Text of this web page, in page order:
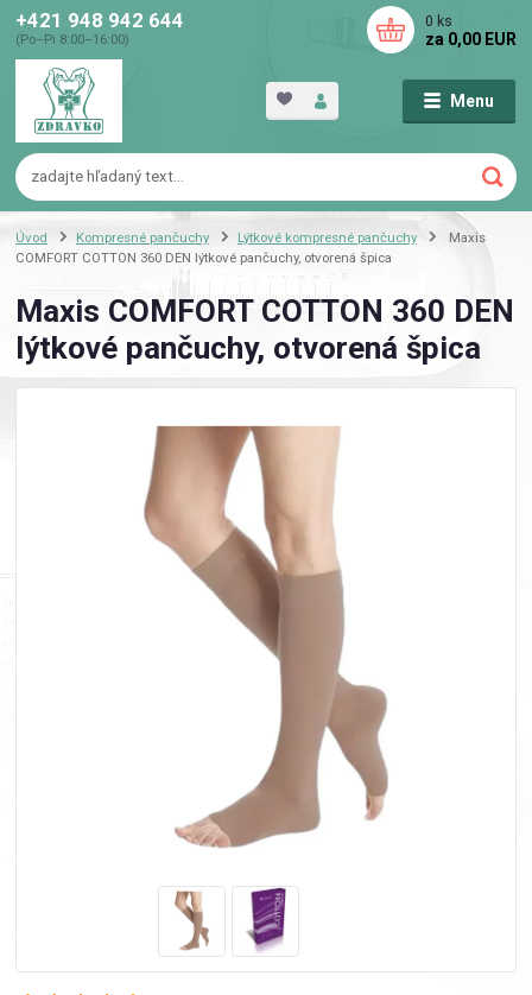
Menu
+421 948 942 644
(Po–Pi 8:00–16:00)
0 ks
za 0,00 EUR
Úvod Kompresné pančuchy Lýtkové kompresné pančuchy
Maxis
COMFORT COTTON 360 DEN lýtkové pančuchy, otvorená špica
Maxis COMFORT COTTON 360 DEN
lýtkové pančuchy, otvorená špica